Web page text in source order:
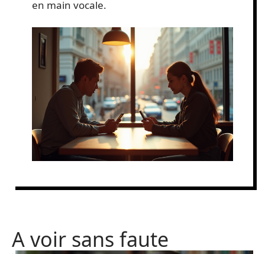
en main vocale.
A voir sans faute